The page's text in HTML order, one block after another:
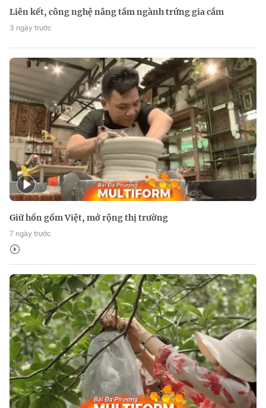
Liên kết, công nghệ nâng tầm ngành trứng gia cầm
3 ngày trước
Giữ hồn gốm Việt, mở rộng thị trường
7 ngày trước